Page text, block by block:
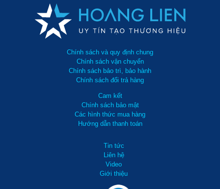
Chính sách và quy định chung
Chính sách vận chuyển
Chính sách bảo trì, bảo hành
Chính sách đổi trả hàng
Cam kết
Chính sách bảo mật
Các hình thức mua hàng
Hướng dẫn thanh toán
Tin tức
Liên hệ
Video
Giới thiệu